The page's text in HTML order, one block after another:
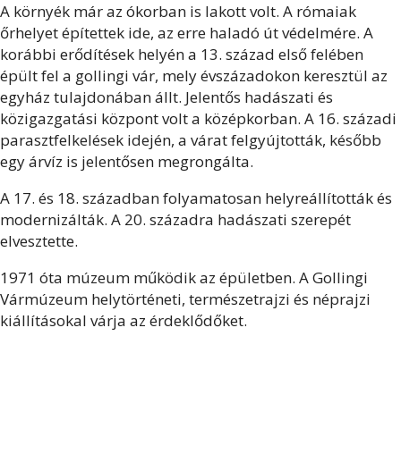
A környék már az ókorban is lakott volt. A rómaiak
őrhelyet építettek ide, az erre haladó út védelmére. A
korábbi erődítések helyén a 13. század első felében
épült fel a gollingi vár, mely évszázadokon keresztül az
egyház tulajdonában állt. Jelentős hadászati és
közigazgatási központ volt a középkorban. A 16. századi
parasztfelkelések idején, a várat felgyújtották, később
egy árvíz is jelentősen megrongálta.
A 17. és 18. században folyamatosan helyreállították és
modernizálták. A 20. századra hadászati szerepét
elvesztette.
1971 óta múzeum működik az épületben. A Gollingi
Vármúzeum helytörténeti, természetrajzi és néprajzi
kiállításokal várja az érdeklődőket.